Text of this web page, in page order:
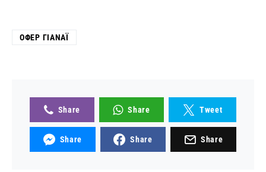
ΌΦΕΡ ΓΙΑΝΆΙ
Share Share Tweet
Share Share Share